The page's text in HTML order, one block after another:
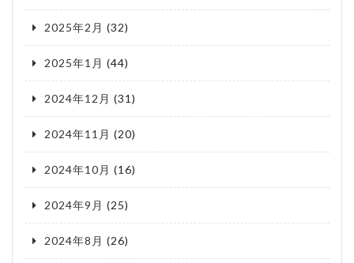
2025年2月 (32)
2025年1月 (44)
2024年12月 (31)
2024年11月 (20)
2024年10月 (16)
2024年9月 (25)
2024年8月 (26)